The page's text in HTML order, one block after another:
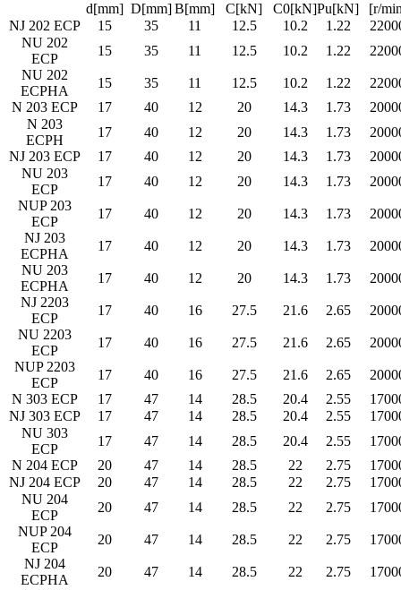
d[mm] D[mm]B[mm] C[kN] C0[kN]Pu[kN]
[r/
NJ 202 ECP
15 35 11 12.5 10.2 1.22
NU 202
ECP
15 35 11 12.5 10.2 1.22
NU 202
ECPHA
15 35 11 12.5 10.2 1.22
N 203 ECP
17 40 12 20 14.3 1.73
N 203
ECPH
17 40 12 20 14.3 1.73
NJ 203 ECP
17 40 12 20 14.3 1.73
NU 203
ECP
17 40 12 20 14.3 1.73
NUP 203
ECP
17 40 12 20 14.3 1.73
NJ 203
ECPHA
17 40 12 20 14.3 1.73
NU 203
ECPHA
17 40 12 20 14.3 1.73
NJ 2203
ECP
17 40 16 27.5 21.6 2.65
NU 2203
ECP
17 40 16 27.5 21.6 2.65
NUP 2203
ECP
17 40 16 27.5 21.6 2.65
N 303 ECP
17 47 14 28.5 20.4 2.55
NJ 303 ECP
17 47 14 28.5 20.4 2.55
NU 303
ECP
17 47 14 28.5 20.4 2.55
N 204 ECP
20 47 14 28.5 22 2.75
NJ 204 ECP
20 47 14 28.5 22 2.75
NU 204
ECP
20 47 14 28.5 22 2.75
NUP 204
ECP
20 47 14 28.5 22 2.75
NJ 204
ECPHA
20 47 14 28.5 22 2.75